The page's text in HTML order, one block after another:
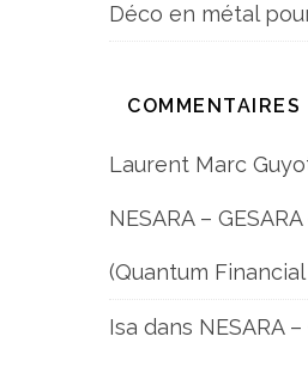
Déco en métal
COMMENTAIRES
Laurent Marc
NESARA –
(Quantum
Isa dans NESARA